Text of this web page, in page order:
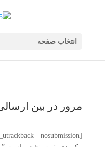
انتخاب صفحه
مرور در بین